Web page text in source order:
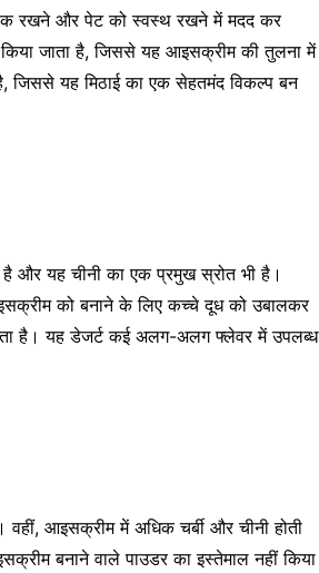
ठीक रखने और पेट को स्वस्थ रखने में मदद कर
जाता है, जिससे यह आइसक्रीम की तुलना में
जिससे यह मिठाई का एक सेहतमंद विकल्प बन
और यह चीनी का एक प्रमुख स्रोत भी है।
को बनाने के लिए कच्चे दूध को उबालकर
है। यह डेजर्ट कई अलग-अलग फ्लेवर में उपलब्ध
आइसक्रीम में अधिक चर्बी और चीनी होती
बनाने वाले पाउडर का इस्तेमाल नहीं किया